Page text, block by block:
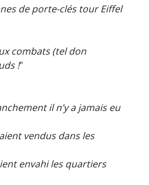
de porte-clés tour Eiffel
combats (tel don
!"
il n’y a jamais eu
vendus dans les
envahi les quartiers